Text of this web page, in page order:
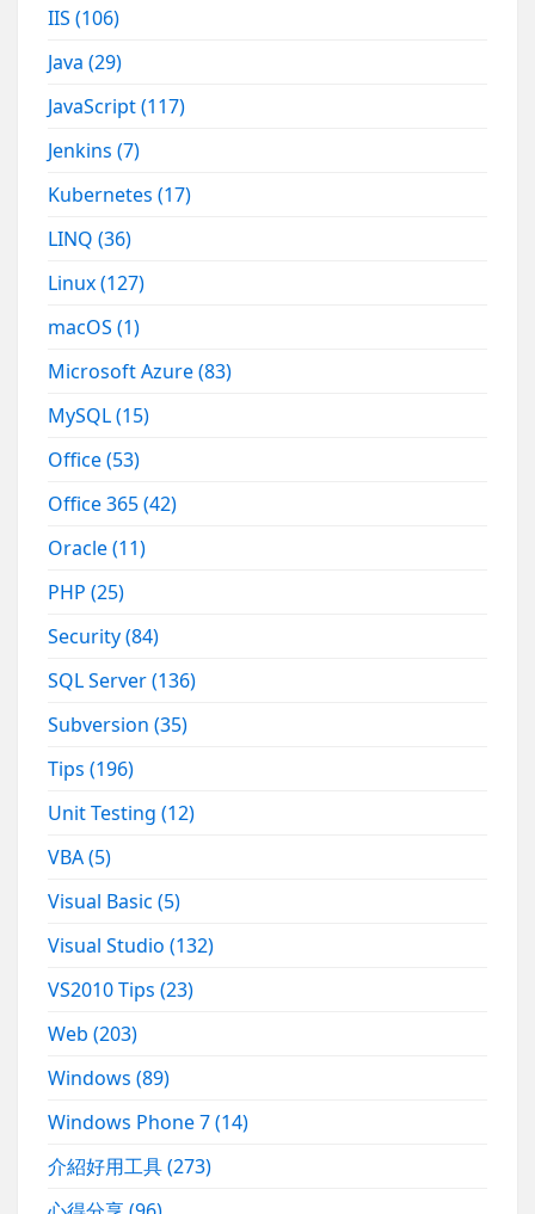
IIS(106)
Java(29)
JavaScript(117)
Jenkins(7)
Kubernetes(17)
LINQ(36)
Linux(127)
macOS(1)
Microsoft Azure(83)
MySQL(15)
Office(53)
Office 365(42)
Oracle(11)
PHP(25)
Security(84)
SQL Server(136)
Subversion(35)
Tips(196)
Unit Testing(12)
VBA(5)
Visual Basic(5)
Visual Studio(132)
VS2010 Tips(23)
Web(203)
Windows(89)
Windows Phone 7(14)
介紹好用工具(273)